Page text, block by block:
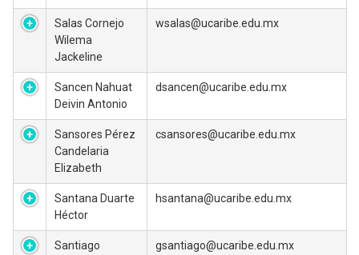
Salas Cornejo
Wilema
Jackeline
wsalas@ucaribe.edu.mx
Sancen Nahuat
Deivin Antonio
dsancen@ucaribe.edu.mx
Sansores Pérez
Candelaria
Elizabeth
csansores@ucaribe.edu.mx
Santana Duarte
Héctor
hsantana@ucaribe.edu.mx
Santiago
gsantiago@ucaribe.edu.mx